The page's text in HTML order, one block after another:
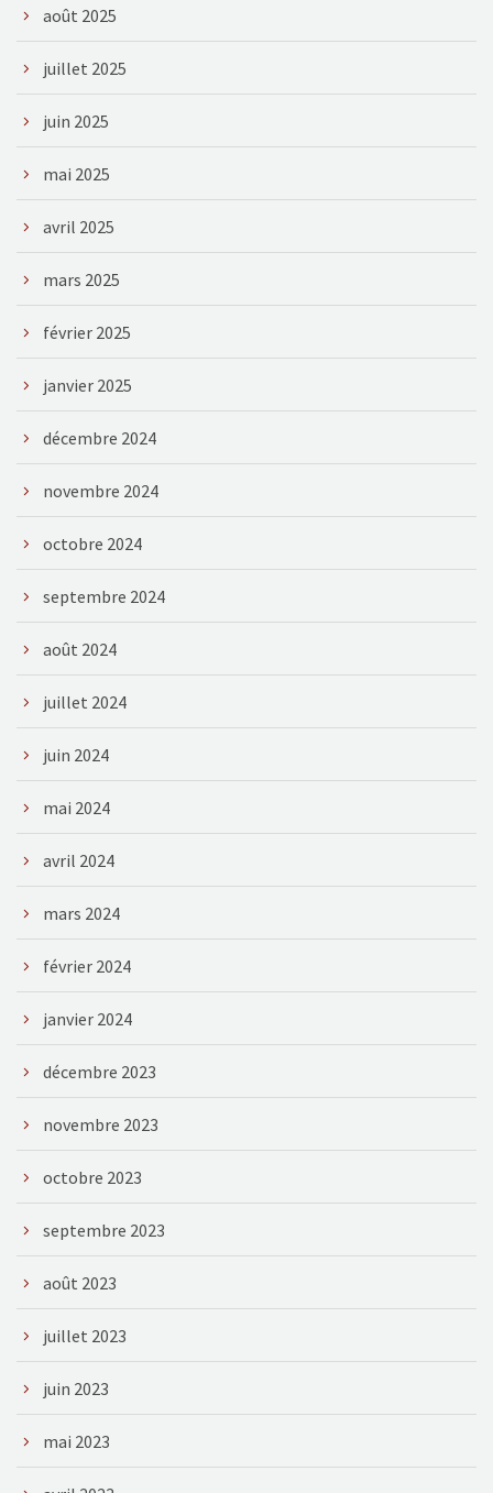
août 2025
juillet 2025
juin 2025
mai 2025
avril 2025
mars 2025
février 2025
janvier 2025
décembre 2024
novembre 2024
octobre 2024
septembre 2024
août 2024
juillet 2024
juin 2024
mai 2024
avril 2024
mars 2024
février 2024
janvier 2024
décembre 2023
novembre 2023
octobre 2023
septembre 2023
août 2023
juillet 2023
juin 2023
mai 2023